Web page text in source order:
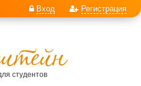
студентов
Вход Регистрация